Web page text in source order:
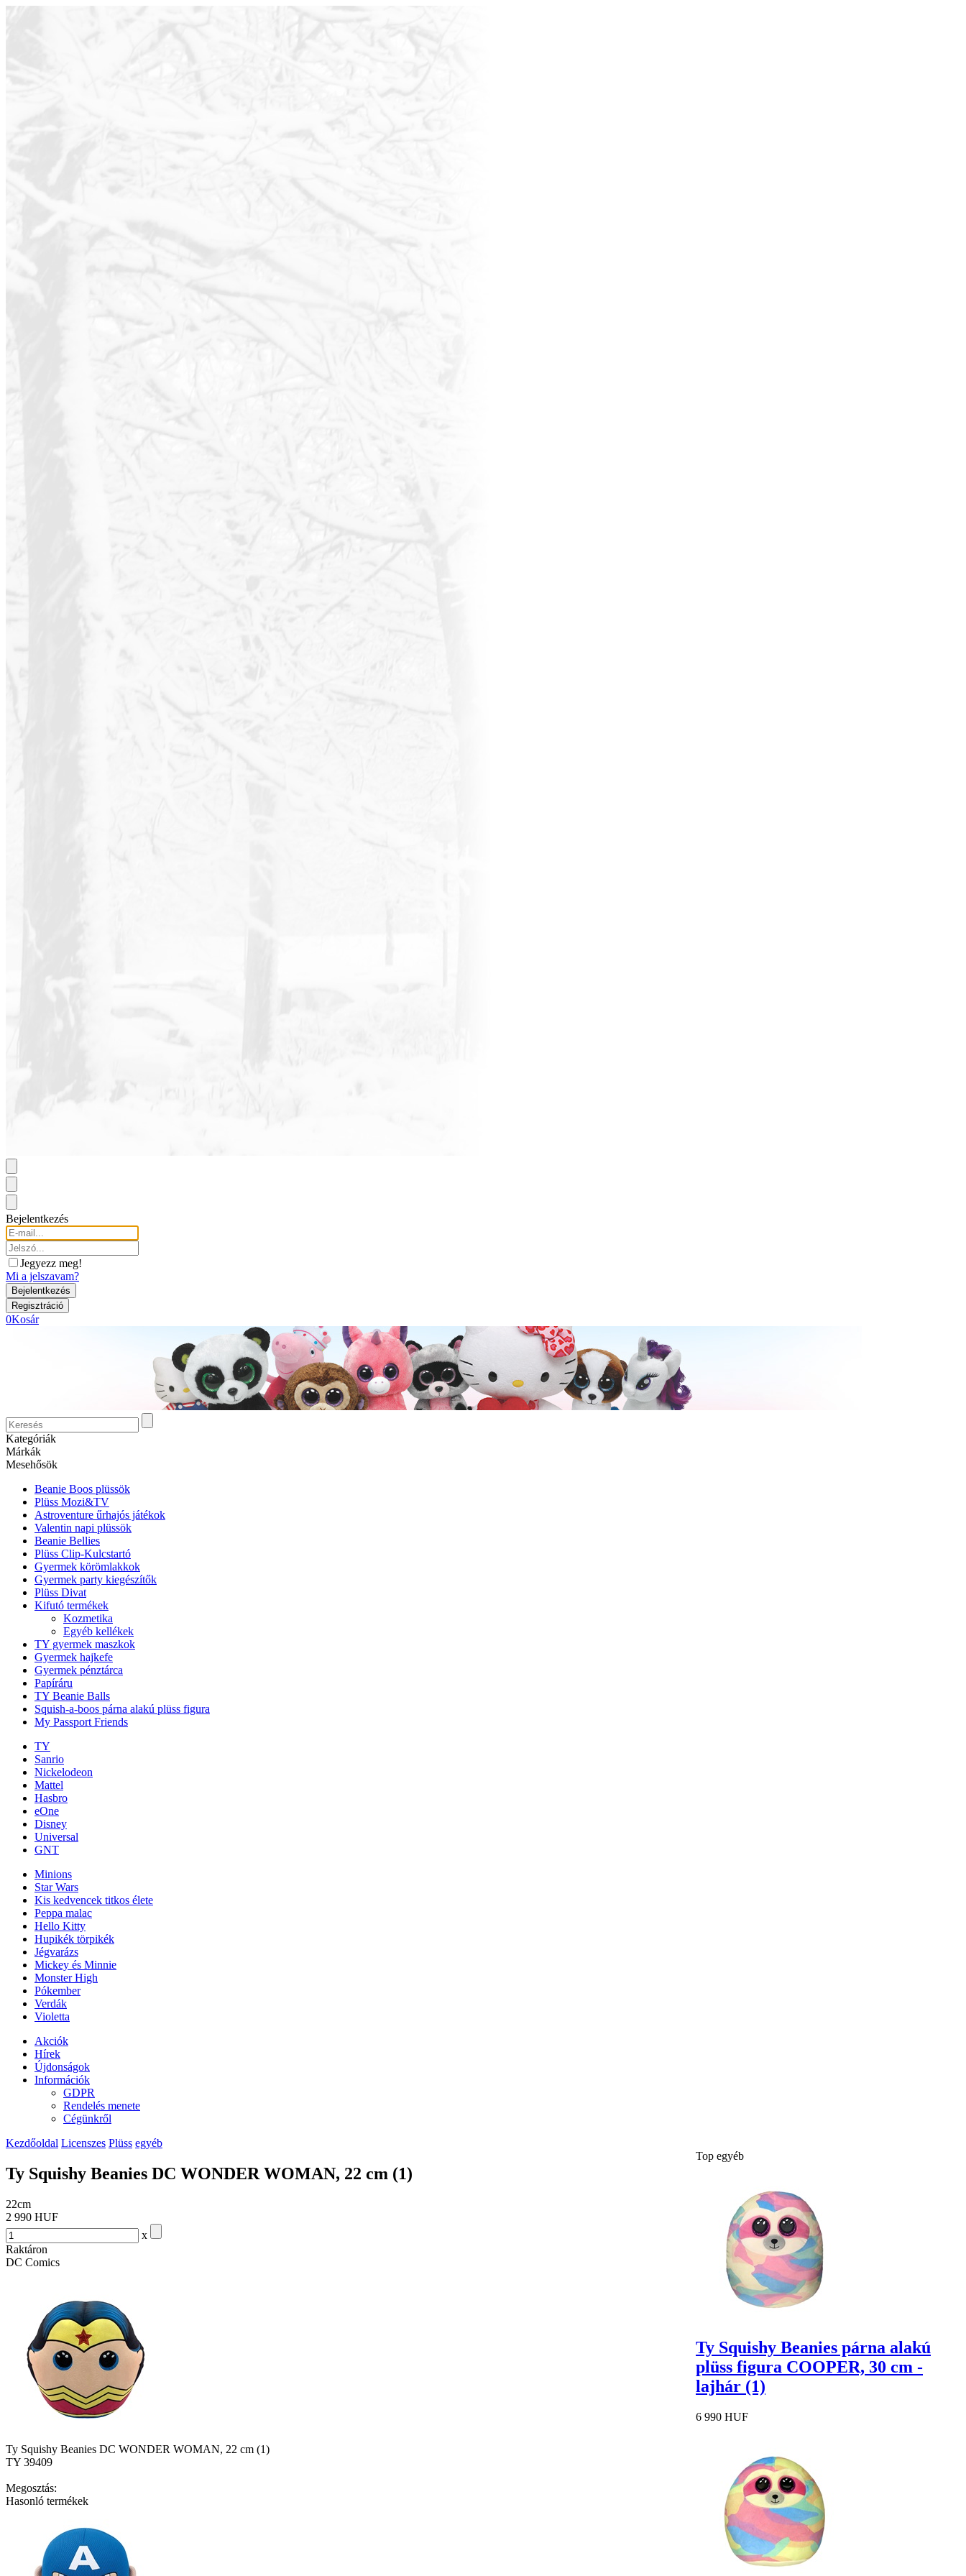
Bejelentkezés
Jegyezz meg!
Mi a jelszavam?
0Kosár
Kategóriák
Márkák
Mesehősök
Beanie Boos plüssök
Plüss Mozi&TV
Astroventure űrhajós játékok
Valentin napi plüssök
Beanie Bellies
Plüss Clip-Kulcstartó
Gyermek körömlakkok
Gyermek party kiegészítők
Plüss Divat
Kifutó termékek
Kozmetika
Egyéb kellékek
TY gyermek maszkok
Gyermek hajkefe
Gyermek pénztárca
Papíráru
TY Beanie Balls
Squish-a-boos párna alakú plüss figura
My Passport Friends
TY
Sanrio
Nickelodeon
Mattel
Hasbro
eOne
Disney
Universal
GNT
Minions
Star Wars
Kis kedvencek titkos élete
Peppa malac
Hello Kitty
Hupikék törpikék
Jégvarázs
Mickey és Minnie
Monster High
Pókember
Verdák
Violetta
Akciók
Hírek
Újdonságok
Információk
GDPR
Rendelés menete
Cégünkről
Kezdőoldal Licenszes Plüss egyéb
Ty Squishy Beanies DC WONDER WOMAN, 22 cm (1)
22cm
2 990 HUF
x
Raktáron
DC Comics
Ty Squishy Beanies DC WONDER WOMAN, 22 cm (1)
TY 39409
Megosztás:
Hasonló termékek
Top egyéb
Ty Squishy Beanies párna alakú
plüss figura COOPER, 30 cm -
lajhár (1)
6 990 HUF